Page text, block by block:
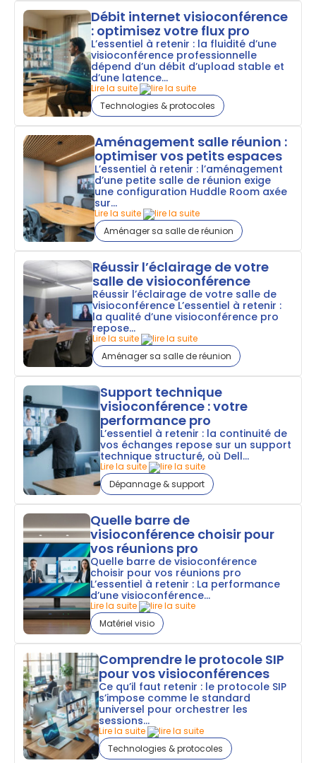
Débit internet visioconférence
: optimisez votre flux pro
L’essentiel à retenir : la fluidité d’une
visioconférence professionnelle
dépend d’un débit d’upload stable et
d’une latence...
Lire la suite
Technologies & protocoles
Aménagement salle réunion :
optimiser vos petits espaces
L’essentiel à retenir : l’aménagement
d’une petite salle de réunion exige
une configuration Huddle Room axée
sur...
Lire la suite
Aménager sa salle de réunion
Réussir l’éclairage de votre
salle de visioconférence
Réussir l’éclairage de votre salle de
visioconférence L’essentiel à retenir :
la qualité d’une visioconférence pro
repose...
Lire la suite
Aménager sa salle de réunion
Support technique
visioconférence : votre
performance pro
L’essentiel à retenir : la continuité de
vos échanges repose sur un support
technique structuré, où Dell...
Lire la suite
Dépannage & support
Quelle barre de
visioconférence choisir pour
vos réunions pro
Quelle barre de visioconférence
choisir pour vos réunions pro
L’essentiel à retenir : La performance
d’une visioconférence...
Lire la suite
Matériel visio
Comprendre le protocole SIP
pour vos visioconférences
Ce qu’il faut retenir : le protocole SIP
s’impose comme le standard
universel pour orchestrer les
sessions...
Lire la suite
Technologies & protocoles